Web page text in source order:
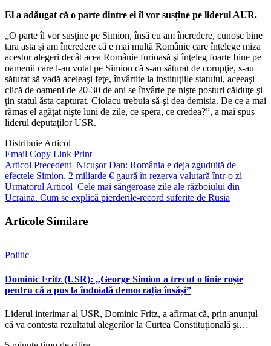
El a adăugat că o parte dintre ei îl vor susține pe liderul AUR.
„O parte îl vor susţine pe Simion, însă eu am încredere, cunosc bine
ţara asta şi am încredere că e mai multă Românie care înţelege miza
acestor alegeri decât acea Românie furioasă şi înţeleg foarte bine pe
oamenii care l-au votat pe Simion că s-au săturat de corupţie, s-au
săturat să vadă aceleaşi feţe, învârtite la instituţiile statului, aceeaşi
clică de oameni de 20-30 de ani se învârte pe nişte posturi călduţe şi
ţin statul ăsta capturat. Ciolacu trebuia să-şi dea demisia. De ce a mai
rămas el agăţat nişte luni de zile, ce spera, ce credea?”, a mai spus
liderul deputaților USR.
Distribuie Articol
Email Copy Link Print
Articol Precedent Nicuşor Dan: România e deja zguduită de
efectele Simion. 2 miliarde € gaură în rezerva valutară într-o zi
Urmatorul Articol Cele mai sângeroase zile ale războiului din
Ucraina. Cum se explică pierderile-record suferite de Rusia
Articole Similare
Politic
Dominic Fritz (USR): „George Simion a trecut o linie roșie
pentru că a pus la îndoială democrația însăși”
Liderul interimar al USR, Dominic Fritz, a afirmat că, prin anunţul
că va contesta rezultatul alegerilor la Curtea Constituţională şi…